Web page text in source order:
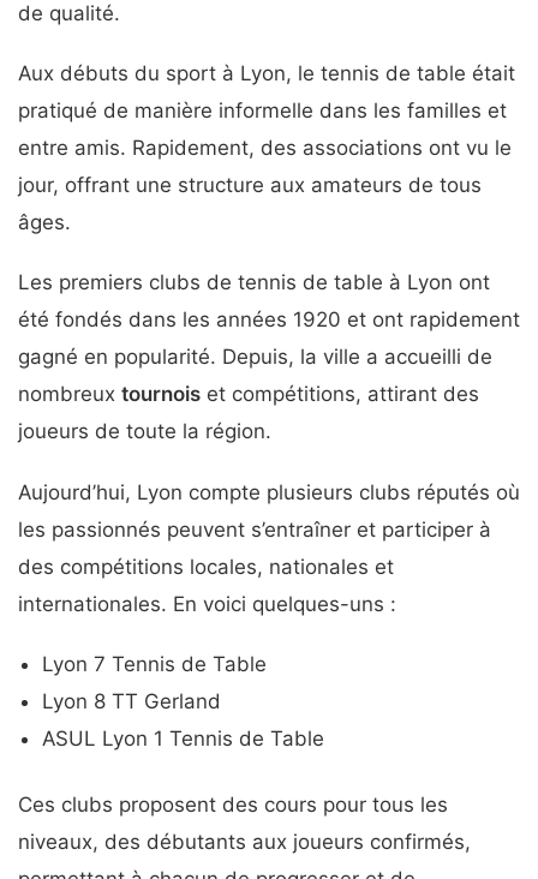
de qualité.
Aux débuts du sport à Lyon, le tennis de table était
pratiqué de manière informelle dans les familles et
entre amis. Rapidement, des associations ont vu le
jour, offrant une structure aux amateurs de tous
âges.
Les premiers clubs de tennis de table à Lyon ont
été fondés dans les années 1920 et ont rapidement
gagné en popularité. Depuis, la ville a accueilli de
nombreux tournois et compétitions, attirant des
joueurs de toute la région.
Aujourd’hui, Lyon compte plusieurs clubs réputés où
les passionnés peuvent s’entraîner et participer à
des compétitions locales, nationales et
internationales. En voici quelques-uns :
Lyon 7 Tennis de Table
Lyon 8 TT Gerland
ASUL Lyon 1 Tennis de Table
Ces clubs proposent des cours pour tous les
niveaux, des débutants aux joueurs confirmés,